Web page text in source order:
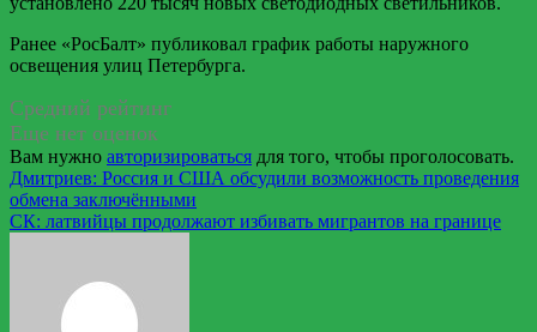
Ранее «РосБалт» публиковал график работы наружного
освещения улиц Петербурга.
Средний рейтинг
Еще нет оценок
Вам нужно авторизироваться для того, чтобы проголосовать.
Навигация
по
Дмитриев: Россия и США обсудили возможность проведения
обмена заключёнными
СК: латвийцы продолжают избивать мигрантов на границе